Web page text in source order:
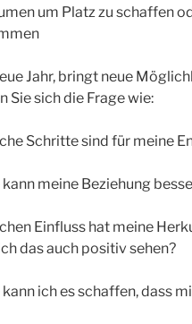
um Platz zu schaffen
Jahr, bringt neue
Sie sich die Frage wie:
Schritte sind für meine
kann meine Beziehung
Einfluss hat meine
das auch positiv sehen?
kann ich es schaffen, dass